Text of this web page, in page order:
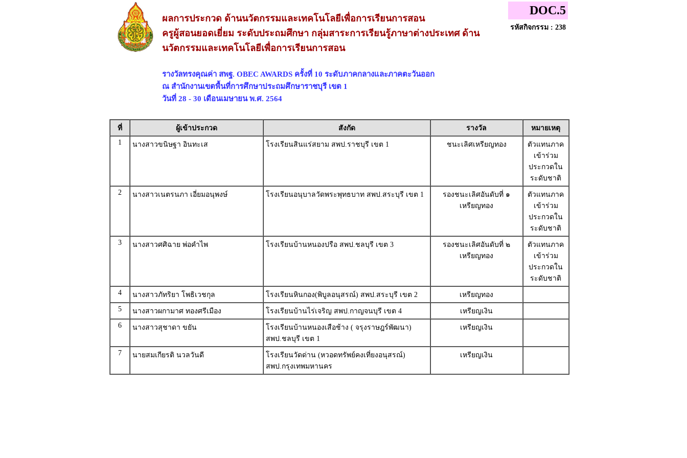
ผลการประกวด ด้านนวัตกรรมและเทคโนโลยีเพื่อการเรียนการสอน
ครูผู้สอนยอดเยี่ยม ระดับประถมศึกษา กลุ่มสาระการเรียนรู้ภาษาต่างประเทศ ด้าน
นวัตกรรมและเทคโนโลยีเพื่อการเรียนการสอน
รางวัลทรงคุณค่า สพฐ. OBEC AWARDS ครั้งที่ 10 ระดับภาคกลางและภาคตะวันออก
ณ สำนักงานเขตพื้นที่การศึกษาประถมศึกษาราชบุรี เขต 1
วันที่ 28 - 30 เดือนเมษายน พ.ศ. 2564
DOC.5
รหัสกิจกรรม : 238
ที่ ผู้เข้าประกวด สังกัด รางวัล
หมายเหตุ
1
นางสาวขนิษฐา อินทะเส โรงเรียนสินแร่สยาม สพป.ราชบุรี เขต 1 ชนะเลิศเหรียญทอง
ตัวแทนภาค
เข้าร่วม
ประกวดใน
ระดับชาติ
2
นางสาวเนตรนภา เอี่ยมอนุพงษ์ โรงเรียนอนุบาลวัดพระพุทธบาท สพป.สระบุรี เขต 1
รองชนะเลิศอันดับที่ ๑
เหรียญทอง
ตัวแทนภาค
เข้าร่วม
ประกวดใน
ระดับชาติ
3
นางสาวศศิฉาย พ่อคำไพ โรงเรียนบ้านหนองปรือ สพป.ชลบุรี เขต 3
รองชนะเลิศอันดับที่ ๒
เหรียญทอง
ตัวแทนภาค
เข้าร่วม
ประกวดใน
ระดับชาติ
4
นางสาวภัทริยา โพธิเวชกุล โรงเรียนหินกอง(พิบูลอนุสรณ์) สพป.สระบุรี เขต 2
เหรียญทอง
5
นางสาวผกามาศ ทองศรีเมือง โรงเรียนบ้านไร่เจริญ สพป.กาญจนบุรี เขต 4
เหรียญเงิน
6
นางสาวสุชาดา ขยัน
โรงเรียนบ้านหนองเสือช้าง ( จรุงราษฎร์พัฒนา)
สพป.ชลบุรี เขต 1
เหรียญเงิน
7 นายสมเกียรติ นวลวันดี
โรงเรียนวัดด่าน (หวอดทรัพย์คงเที่ยงอนุสรณ์)
สพป.กรุงเทพมหานคร
เหรียญเงิน